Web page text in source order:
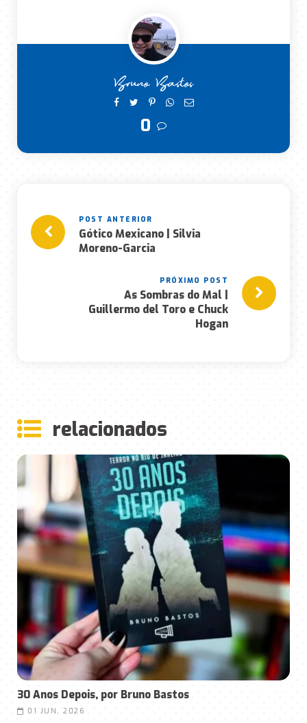
Bruno Bastos
0
Gótico Mexicano | Silvia
Moreno-Garcia
As Sombras do Mal |
Guillermo del Toro e Chuck
Hogan
relacionados
30 Anos Depois, por Bruno Bastos
01 JUN, 2026